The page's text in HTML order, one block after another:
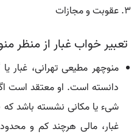
عقوبت و مجازات
تعبیر خواب غبار از منظر
منوچهر مطیعی تهرانی، غبار
دانسته است. او معتقد است
شیء یا مکانی نشسته باشد که
غبار، مالی هرچند کم و